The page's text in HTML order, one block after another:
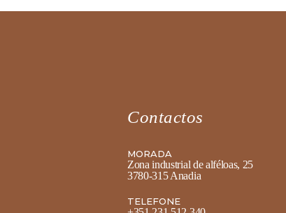
Contactos
MORADA
Zona industrial de alféloas, 25
3780-315 Anadia
TELEFONE